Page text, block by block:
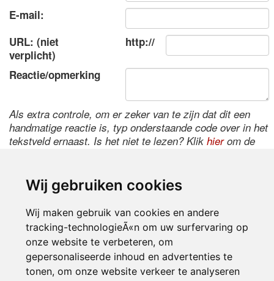
Wij gebruiken cookies
Wij maken gebruik van cookies en andere
tracking-technologieÃ«n om uw surfervaring op
onze website te verbeteren, om
gepersonaliseerde inhoud en advertenties te
tonen, om onze website verkeer te analyseren
E-mail:
URL: (niet
verplicht)
http://
Reactie/opmerking
Als extra controle, om er zeker van te zijn dat dit een
handmatige reactie is, typ onderstaande code over in het
tekstveld ernaast. Is het niet te lezen? Klik hierom de